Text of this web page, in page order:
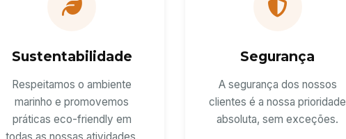
Sustentabilidade
Respeitamos o ambiente
marinho e promovemos
práticas eco-friendly em
todas as nossas atividades.
Segurança
A segurança dos nossos
clientes é a nossa prioridade
absoluta, sem exceções.